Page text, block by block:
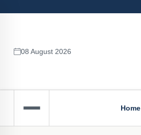
08 August 2026
Home